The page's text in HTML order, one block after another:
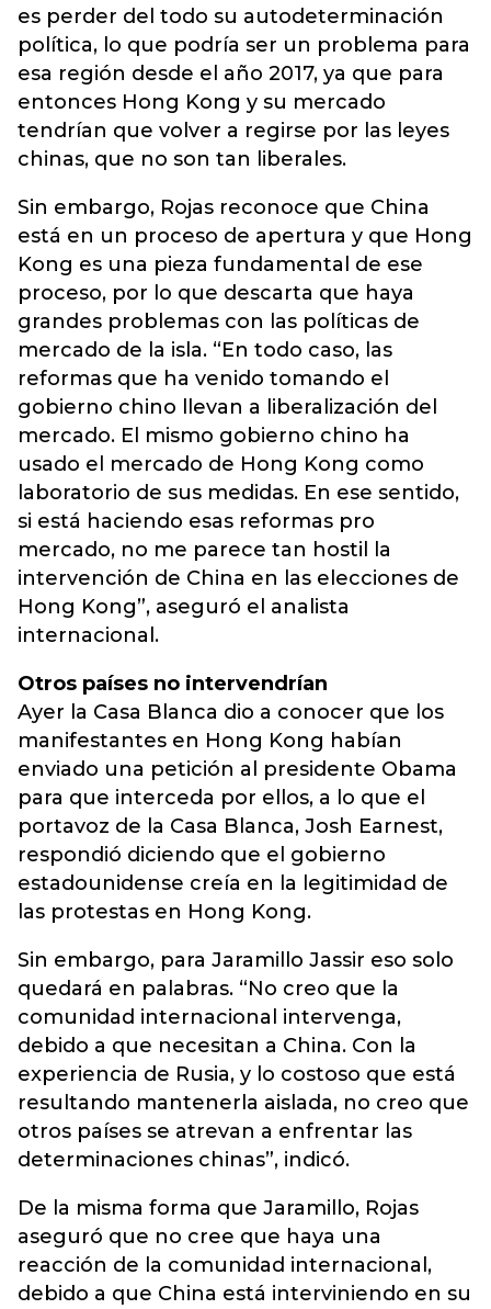
es perder del todo su autodeterminación
política, lo que podría ser un problema para
esa región desde el año 2017, ya que para
entonces Hong Kong y su mercado
tendrían que volver a regirse por las leyes
chinas, que no son tan liberales.
Sin embargo, Rojas reconoce que China
está en un proceso de apertura y que Hong
Kong es una pieza fundamental de ese
proceso, por lo que descarta que haya
grandes problemas con las políticas de
mercado de la isla. “En todo caso, las
reformas que ha venido tomando el
gobierno chino llevan a liberalización del
mercado. El mismo gobierno chino ha
usado el mercado de Hong Kong como
laboratorio de sus medidas. En ese sentido,
si está haciendo esas reformas pro
mercado, no me parece tan hostil la
intervención de China en las elecciones de
Hong Kong”, aseguró el analista
internacional.
Otros países no intervendrían
Ayer la Casa Blanca dio a conocer que los
manifestantes en Hong Kong habían
enviado una petición al presidente Obama
para que interceda por ellos, a lo que el
portavoz de la Casa Blanca, Josh Earnest,
respondió diciendo que el gobierno
estadounidense creía en la legitimidad de
las protestas en Hong Kong.
Sin embargo, para Jaramillo Jassir eso solo
quedará en palabras. “No creo que la
comunidad internacional intervenga,
debido a que necesitan a China. Con la
experiencia de Rusia, y lo costoso que está
resultando mantenerla aislada, no creo que
otros países se atrevan a enfrentar las
determinaciones chinas”, indicó.
De la misma forma que Jaramillo, Rojas
aseguró que no cree que haya una
reacción de la comunidad internacional,
debido a que China está interviniendo en su